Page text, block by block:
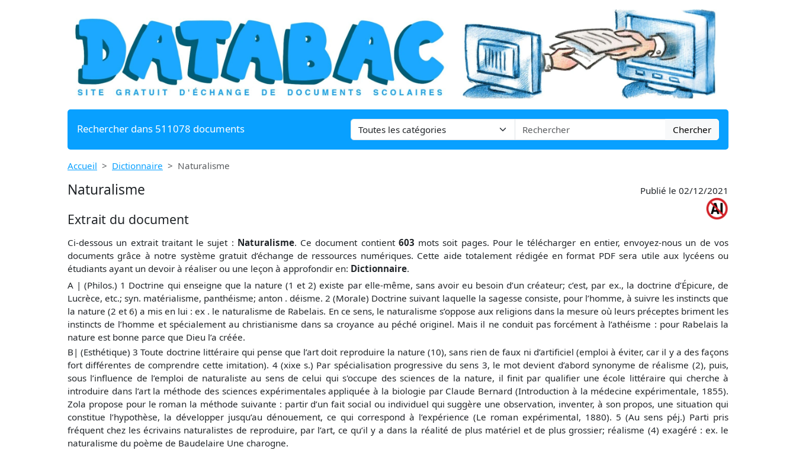
Rechercher dans 511078 documents Chercher
Accueil Dictionnaire Naturalisme
Naturalisme Publié le 02/12/2021
Extrait du document
Ci-dessous un extrait traitant le sujet : Naturalisme. Ce document contient 603 mots soit pages. Pour le télécharger en entier, envoyez-nous un de vos
documents grâce à notre système gratuit d’échange de ressources numériques. Cette aide totalement rédigée en format PDF sera utile aux lycéens ou
étudiants ayant un devoir à réaliser ou une leçon à approfondir en: Dictionnaire.
A | (Philos.) 1 Doctrine qui enseigne que la nature (1 et 2) existe par elle-même, sans avoir eu besoin d’un créateur; c’est, par ex., la doctrine d’Épicure, de
Lucrèce, etc.; syn. matérialisme, panthéisme; anton . déisme. 2 (Morale) Doctrine suivant laquelle la sagesse consiste, pour l’homme, à suivre les instincts que
la nature (2 et 6) a mis en lui : ex . le naturalisme de Rabelais. En ce sens, le naturalisme s’oppose aux religions dans la mesure où leurs préceptes briment les
instincts de l’homme et spécialement au christianisme dans sa croyance au péché originel. Mais il ne conduit pas forcément à l’athéisme : pour Rabelais la
nature est bonne parce que Dieu l’a créée.
B| (Esthétique) 3 Toute doctrine littéraire qui pense que l’art doit reproduire la nature (10), sans rien de faux ni d’artificiel (emploi à éviter, car il y a des façons
fort différentes de comprendre cette imitation). 4 (xixe s.) Par spécialisation progressive du sens 3, le mot devient d’abord synonyme de réalisme (2), puis,
sous l’influence de l’emploi de naturaliste au sens de celui qui s'occupe des sciences de la nature, il finit par qualifier une école littéraire qui cherche à
introduire dans l’art la méthode des sciences expérimentales appliquée à la biologie par Claude Bernard (Introduction à la médecine expérimentale, 1855).
Zola propose pour le roman la méthode suivante : partir d’un fait social ou individuel qui suggère une observation, inventer, à son propos, une situation qui
constitue l’hypothèse, la développer jusqu’au dénouement, ce qui correspond à l’expérience (Le roman expérimental, 1880). 5 (Au sens péj.) Parti pris
fréquent chez les écrivains naturalistes de reproduire, par l’art, ce qu’il y a dans la réalité de plus matériel et de plus grossier; réalisme (4) exagéré : ex. le
naturalisme du poème de Baudelaire Une charogne.